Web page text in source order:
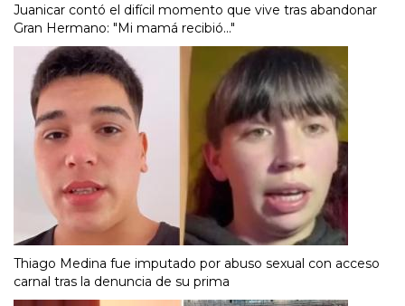
Juanicar contó el difícil momento que vive tras abandonar
Gran Hermano: "Mi mamá recibió..."
Thiago Medina fue imputado por abuso sexual con acceso
carnal tras la denuncia de su prima